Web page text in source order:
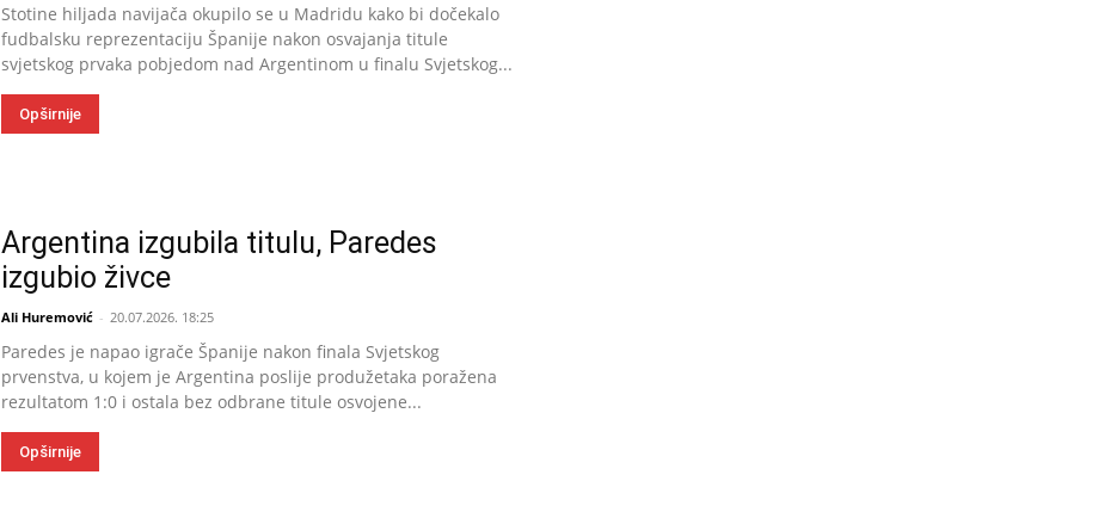
Stotine hiljada navijača okupilo se u Madridu kako bi dočekalo
fudbalsku reprezentaciju Španije nakon osvajanja titule
svjetskog prvaka pobjedom nad Argentinom u finalu Svjetskog...
Opširnije
Argentina izgubila titulu, Paredes
izgubio živce
Ali Huremović - 20.07.2026. 18:25
Paredes je napao igrače Španije nakon finala Svjetskog
prvenstva, u kojem je Argentina poslije produžetaka poražena
rezultatom 1:0 i ostala bez odbrane titule osvojene...
Opširnije